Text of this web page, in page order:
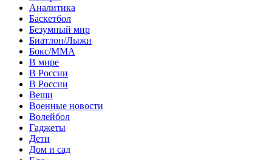
Аналитика
Баскетбол
Безумный мир
Биатлон/Лыжи
Бокс/MMA
В мире
В России
В России
Вещи
Военные новости
Волейбол
Гаджеты
Дети
Дом и сад